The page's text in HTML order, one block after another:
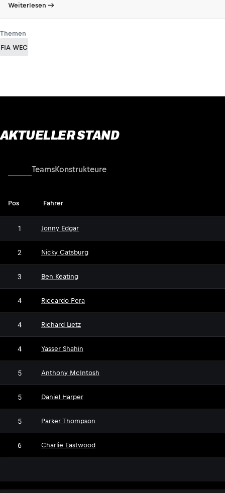
Weiterlesen
Themen
FIA WEC
AKTUELLER STAND
TeamsKonstrukteure
Pos Fahrer
1 Jonny Edgar
2 Nicky Catsburg
3 Ben Keating
4 Riccardo Pera
4 Richard Lietz
4 Yasser Shahin
5 Anthony McIntosh
5 Daniel Harper
5 Parker Thompson
6 Charlie Eastwood